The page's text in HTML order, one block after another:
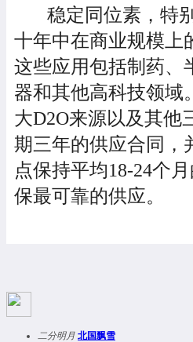
稳定同位素，特
十年中在商业规模上
这些应用包括制药、
器和其他高科技领域
大D2O来源以及其他
期三年的供应合同，
点保持平均18-24个
保最可靠的供应。
二分明月 北国飘雪